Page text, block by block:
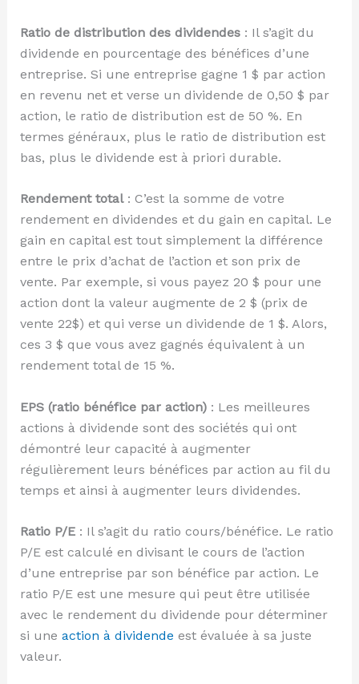
Ratio de distribution des dividendes : Il s’agit du
dividende en pourcentage des bénéfices d’une
entreprise. Si une entreprise gagne 1 $ par action
en revenu net et verse un dividende de 0,50 $ par
action, le ratio de distribution est de 50 %. En
termes généraux, plus le ratio de distribution est
bas, plus le dividende est à priori durable.
Rendement total : C’est la somme de votre
rendement en dividendes et du gain en capital. Le
gain en capital est tout simplement la différence
entre le prix d’achat de l’action et son prix de
vente. Par exemple, si vous payez 20 $ pour une
action dont la valeur augmente de 2 $ (prix de
vente 22$) et qui verse un dividende de 1 $. Alors,
ces 3 $ que vous avez gagnés équivalent à un
rendement total de 15 %.
EPS (ratio bénéfice par action) : Les meilleures
actions à dividende sont des sociétés qui ont
démontré leur capacité à augmenter
régulièrement leurs bénéfices par action au fil du
temps et ainsi à augmenter leurs dividendes.
Ratio P/E : Il s’agit du ratio cours/bénéfice. Le ratio
P/E est calculé en divisant le cours de l’action
d’une entreprise par son bénéfice par action. Le
ratio P/E est une mesure qui peut être utilisée
avec le rendement du dividende pour déterminer
si une action à dividende est évaluée à sa juste
valeur.